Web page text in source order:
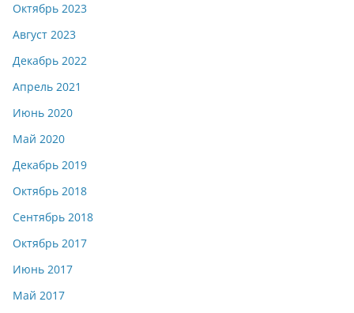
Октябрь 2023
Август 2023
Декабрь 2022
Апрель 2021
Июнь 2020
Май 2020
Декабрь 2019
Октябрь 2018
Сентябрь 2018
Октябрь 2017
Июнь 2017
Май 2017